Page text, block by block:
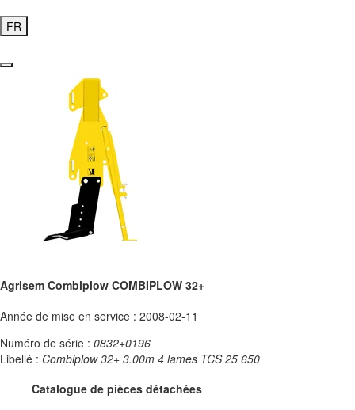
FR
Agrisem Combiplow COMBIPLOW 32+
Année de mise en service : 2008-02-11
Numéro de série : 0832+0196
Libellé : Combiplow 32+ 3.00m 4 lames TCS 25 650
Catalogue de pièces détachées